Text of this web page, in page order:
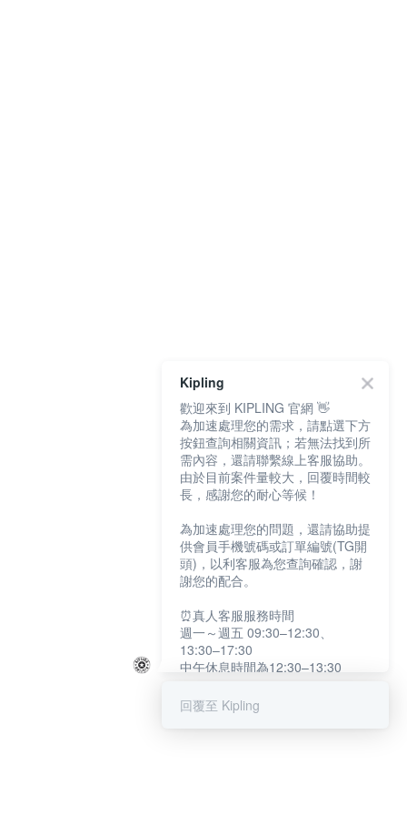
Kipling
歡迎來到 KIPLING 官網 👋
為加速處理您的需求，請點選下方
按鈕查詢相關資訊；若無法找到所
需內容，還請聯繫線上客服協助。
由於目前案件量較大，回覆時間較
長，感謝您的耐心等候！
為加速處理您的問題，還請協助提
供會員手機號碼或訂單編號(TG開
頭)，以利客服為您查詢確認，謝
謝您的配合。
⏰真人客服服務時間
週一～週五 09:30–12:30、
13:30–17:30
中午休息時間為12:30–13:30
提醒您：系統會自動已讀訊息，如
回覆至 Kipling